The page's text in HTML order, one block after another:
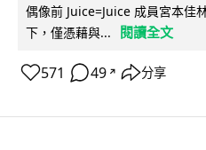
偶像前 Juice=Juice 成員宮本佳
下，僅憑藉與...
閱讀全文
571 49 ↗ 分享